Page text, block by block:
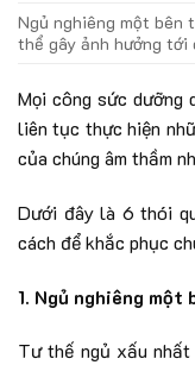
Ngủ nghiêng một bên
thể gây ảnh hưởng tới
Mọi công sức dưỡng
liên tục thực hiện
của chúng âm thầm
Dưới đây là 6 thói
cách để khắc phục
1. Ngủ nghiêng một
Tư thế ngủ xấu nhất